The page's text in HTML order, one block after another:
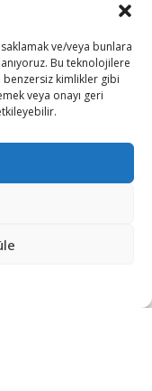
ve/veya bunlara
Bu teknolojilere
benzersiz kimlikler gibi
veya onayı geri